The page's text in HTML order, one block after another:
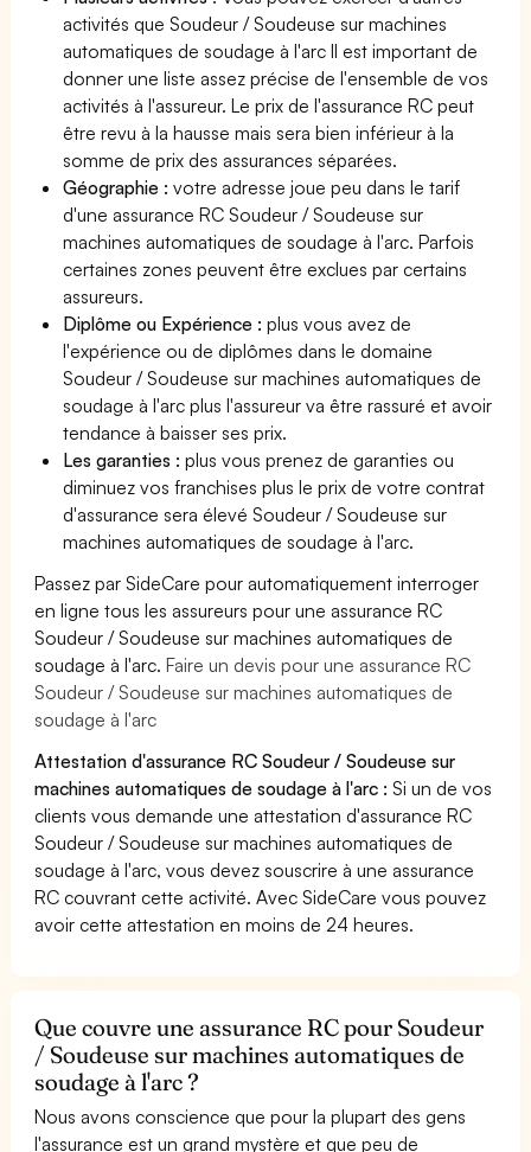
activités que Soudeur / Soudeuse sur machines
automatiques de soudage à l'arc Il est important de
donner une liste assez précise de l'ensemble de vos
activités à l'assureur. Le prix de l'assurance RC peut
être revu à la hausse mais sera bien inférieur à la
somme de prix des assurances séparées.
Géographie :votre adresse joue peu dans le tarif
d'une assurance RC Soudeur / Soudeuse sur
machines automatiques de soudage à l'arc. Parfois
certaines zones peuvent être exclues par certains
assureurs.
Diplôme ou Expérience :plus vous avez de
l'expérience ou de diplômes dans le domaine
Soudeur / Soudeuse sur machines automatiques de
soudage à l'arc plus l'assureur va être rassuré et avoir
tendance à baisser ses prix.
Les garanties :plus vous prenez de garanties ou
diminuez vos franchises plus le prix de votre contrat
d'assurance sera élevé Soudeur / Soudeuse sur
machines automatiques de soudage à l'arc.
Passez par SideCare pour automatiquement interroger
en ligne tous les assureurs pour une assurance RC
Soudeur / Soudeuse sur machines automatiques de
soudage à l'arc.Faire un devis pour une assurance RC
Soudeur / Soudeuse sur machines automatiques de
soudage à l'arc
Attestation d'assurance RC Soudeur / Soudeuse sur
machines automatiques de soudage à l'arc : Si un de vos
clients vous demande une attestation d'assurance RC
Soudeur / Soudeuse sur machines automatiques de
soudage à l'arc, vous devez souscrire à une assurance
RC couvrant cette activité. Avec SideCare vous pouvez
avoir cette attestation en moins de 24 heures.
Que couvre une assurance RC pour Soudeur
/ Soudeuse sur machines automatiques de
soudage à l'arc ?
Nous avons conscience que pour la plupart des gens
l'assurance est un grand mystère et que peu de